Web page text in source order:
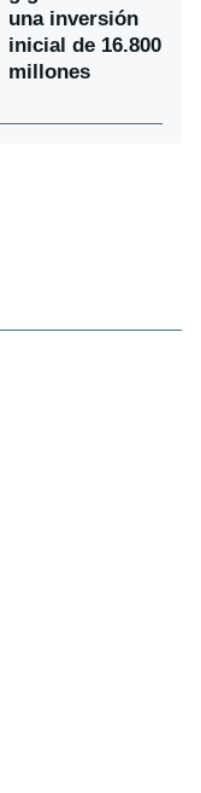
una inversión
inicial de 16.800
millones